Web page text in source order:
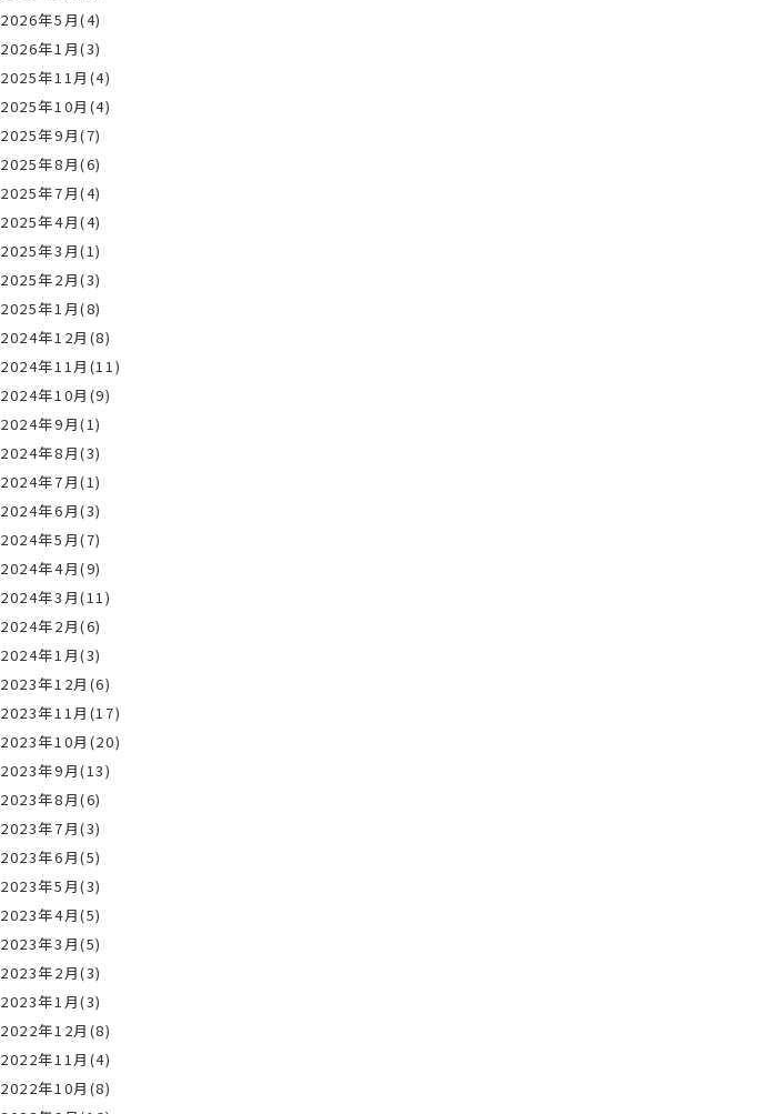
2026年5月(4)
2026年1月(3)
2025年11月(4)
2025年10月(4)
2025年9月(7)
2025年8月(6)
2025年7月(4)
2025年4月(4)
2025年3月(1)
2025年2月(3)
2025年1月(8)
2024年12月(8)
2024年11月(11)
2024年10月(9)
2024年9月(1)
2024年8月(3)
2024年7月(1)
2024年6月(3)
2024年5月(7)
2024年4月(9)
2024年3月(11)
2024年2月(6)
2024年1月(3)
2023年12月(6)
2023年11月(17)
2023年10月(20)
2023年9月(13)
2023年8月(6)
2023年7月(3)
2023年6月(5)
2023年5月(3)
2023年4月(5)
2023年3月(5)
2023年2月(3)
2023年1月(3)
2022年12月(8)
2022年11月(4)
2022年10月(8)